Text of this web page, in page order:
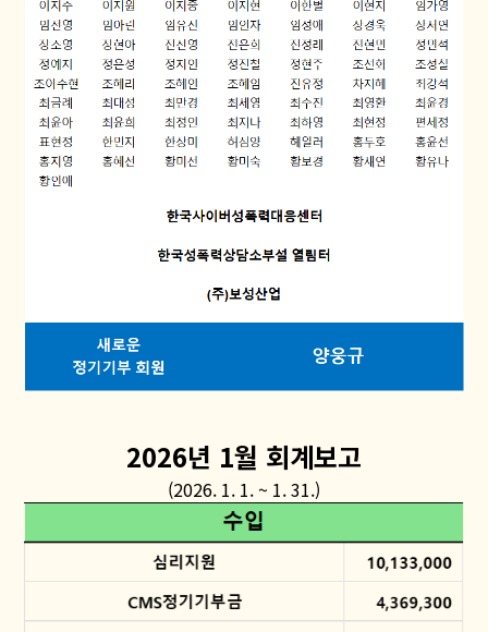
2026년 1월 회계보고
(2026. 1. 1. ~ 1. 31.)